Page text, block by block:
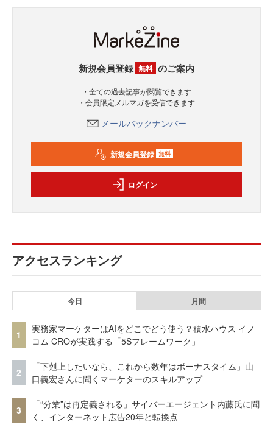
新規会員登録 無料 のご案内
・全ての過去記事が閲覧できます
・会員限定メルマガを受信できます
メールバックナンバー
新規会員登録 無料
ログイン
アクセスランキング
今日 月間
1
実務家マーケターはAIをどこでどう使う？積水ハウス イノ
コム CROが実践する「5Sフレームワーク」
2
「下剋上したいなら、これから数年はボーナスタイム」山
口義宏さんに聞くマーケターのスキルアップ
3
「“分業”は再定義される」サイバーエージェント内藤氏に聞
く、インターネット広告20年と転換点